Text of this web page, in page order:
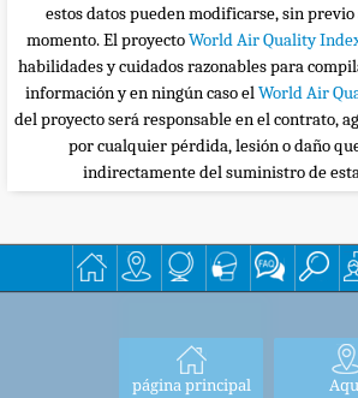
estos datos pueden modificarse, sin
momento. El proyectoWorld Air Quality
habilidades y cuidados razonables para
información y en ningún caso elWorld Air
del proyecto será responsable en el contrato,
por cualquier pérdida, lesión o daño
indirectamente del suministro de
página principal